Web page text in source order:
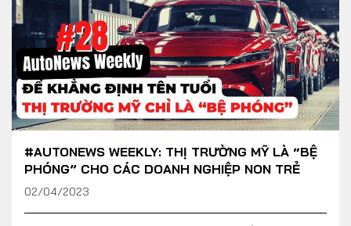
#AUTONEWS WEEKLY: THỊ TRƯỜNG MỸ LÀ “BỆ
PHÓNG” CHO CÁC DOANH NGHIỆP NON TRẺ
02/04/2023